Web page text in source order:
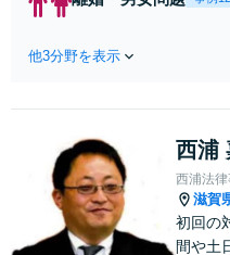
他3分野を表示
西浦
西浦法
滋賀
初回の
間や土